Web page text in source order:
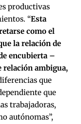
productivas
“Esta
como el
la relación de
encubierta –
relación ambigua,
que
que
trabajadoras,
autónomas”,